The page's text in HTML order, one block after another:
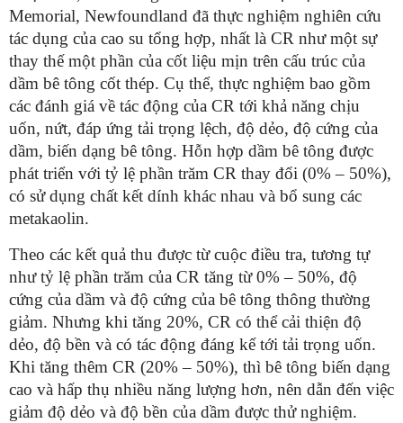
Memorial, Newfoundland đã thực nghiệm nghiên cứu
tác dụng của cao su tổng hợp, nhất là CR như một sự
thay thế một phần của cốt liệu mịn trên cấu trúc của
dầm bê tông cốt thép. Cụ thể, thực nghiệm bao gồm
các đánh giá về tác động của CR tới khả năng chịu
uốn, nứt, đáp ứng tải trọng lệch, độ dẻo, độ cứng của
dầm, biến dạng bê tông. Hỗn hợp dầm bê tông được
phát triển với tỷ lệ phần trăm CR thay đổi (0% – 50%),
có sử dụng chất kết dính khác nhau và bổ sung các
metakaolin.
Theo các kết quả thu được từ cuộc điều tra, tương tự
như tỷ lệ phần trăm của CR tăng từ 0% – 50%, độ
cứng của dầm và độ cứng của bê tông thông thường
giảm. Nhưng khi tăng 20%, CR có thể cải thiện độ
dẻo, độ bền và có tác động đáng kể tới tải trọng uốn.
Khi tăng thêm CR (20% – 50%), thì bê tông biến dạng
cao và hấp thụ nhiều năng lượng hơn, nên dẫn đến việc
giảm độ dẻo và độ bền của dầm được thử nghiệm.